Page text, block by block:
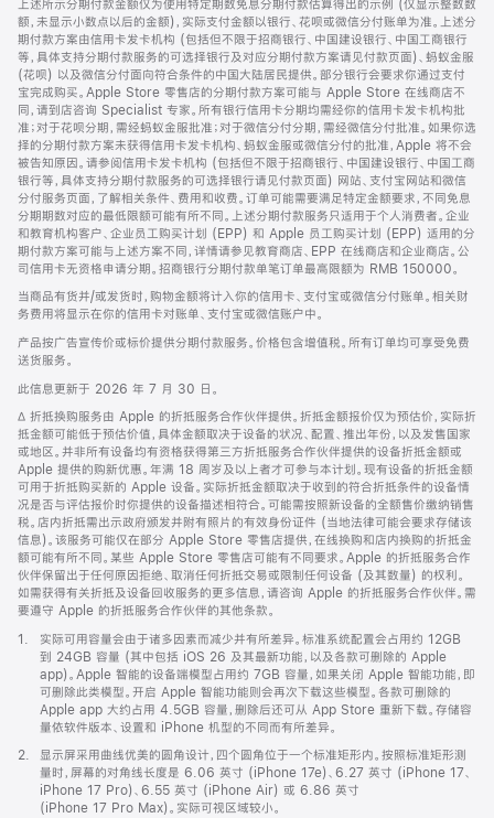
注上述所示分期付款金额仅为使用特定期数免息分期付款估算得出的示例 (仅显示整数数
额，未显示小数点以后的金额)，实际支付金额以银行、花呗或微信分付账单为准。上述分
期付款方案由信用卡发卡机构 (包括但不限于招商银行、中国建设银行、中国工商银行
等，具体支持分期付款服务的可选择银行及对应分期付款方案请见付款页面)、蚂蚁金服
(花呗) 以及微信分付面向符合条件的中国大陆居民提供。部分银行会要求你通过支付
宝完成购买。Apple Store 零售店的分期付款方案可能与 Apple Store 在线商店不
同，请到店咨询 Specialist 专家。所有银行信用卡分期均需经你的信用卡发卡机构批
准；对于花呗分期，需经蚂蚁金服批准；对于微信分付分期，需经微信分付批准。如果你选
择的分期付款方案未获得信用卡发卡机构、蚂蚁金服或微信分付的批准，Apple 将不会
被告知原因。请参阅信用卡发卡机构 (包括但不限于招商银行、中国建设银行、中国工商
银行等，具体支持分期付款服务的可选择银行请见付款页面) 网站、支付宝网站和微信
分付服务页面，了解相关条件、费用和收费。订单可能需要满足特定金额要求，不同免息
分期期数对应的最低限额可能有所不同。上述分期付款服务只适用于个人消费者。企业
和教育机构客户、企业员工购买计划 (EPP) 和 Apple 员工购买计划 (EPP) 适用的分
期付款方案可能与上述方案不同，详情请参见教育商店、EPP 在线商店和企业商店。公
司信用卡无资格申请分期。招商银行分期付款单笔订单最高限额为 RMB 150000。
当商品有货并/或发货时，购物金额将计入你的信用卡、支付宝或微信分付账单。相关财
务费用将显示在你的信用卡对账单、支付宝或微信账户中。
产品按广告宣传价或标价提供分期付款服务。价格包含增值税。所有订单均可享受免费
送货服务。
此信息更新于 2026 年 7 月 30 日。
脚
注
∆ 折抵换购服务由 Apple 的折抵服务合作伙伴提供。折抵金额报价仅为预估价，实际折
抵金额可能低于预估价值，具体金额取决于设备的状况、配置、推出年份，以及发售国家
或地区。并非所有设备均有资格获得第三方折抵服务合作伙伴提供的设备折抵金额或
Apple 提供的购新优惠。年满 18 周岁及以上者才可参与本计划。现有设备的折抵金额
可用于折抵购买新的 Apple 设备。实际折抵金额取决于收到的符合折抵条件的设备情
况是否与评估报价时你提供的设备描述相符合。可能需按照新设备的全额售价缴纳销售
税。店内折抵需出示政府颁发并附有照片的有效身份证件 (当地法律可能会要求存储该
信息)。该服务可能仅在部分 Apple Store 零售店提供，在线换购和店内换购的折抵金
额可能有所不同。某些 Apple Store 零售店可能有不同要求。Apple 的折抵服务合作
伙伴保留出于任何原因拒绝、取消任何折抵交易或限制任何设备 (及其数量) 的权利。
如需获得有关折抵及设备回收服务的更多信息，请咨询 Apple 的折抵服务合作伙伴。需
要遵守 Apple 的折抵服务合作伙伴的其他条款。
脚
1.
实际可用容量会由于诸多因素而减少并有所差异。标准系统配置会占用约 12GB
到 24GB 容量 (其中包括 iOS 26 及其最新功能，以及各款可删除的 Apple
app)。Apple 智能的设备端模型占用约 7GB 容量，如果关闭 Apple 智能功能，即
可删除此类模型。开启 Apple 智能功能则会再次下载这些模型。各款可删除的
Apple app 大约占用 4.5GB 容量，删除后还可从 App Store 重新下载。存储容
量依软件版本、设置和 iPhone 机型的不同而有所差异。
脚
2.
显示屏采用曲线优美的圆角设计，四个圆角位于一个标准矩形内。按照标准矩形测
量时，屏幕的对角线长度是 6.06 英寸 (iPhone 17e)、6.27 英寸 (iPhone 17、
iPhone 17 Pro)、6.55 英寸 (iPhone Air) 或 6.86 英寸
(iPhone 17 Pro Max)。实际可视区域较小。